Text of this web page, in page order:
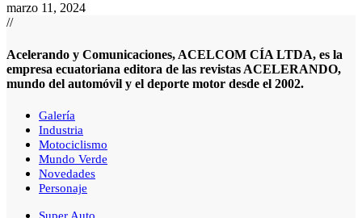
marzo 11, 2024
//
Acelerando y Comunicaciones, ACELCOM CÍA LTDA, es la
empresa ecuatoriana editora de las revistas ACELERANDO,
mundo del automóvil y el deporte motor desde el 2002.
Galería
Industria
Motociclismo
Mundo Verde
Novedades
Personaje